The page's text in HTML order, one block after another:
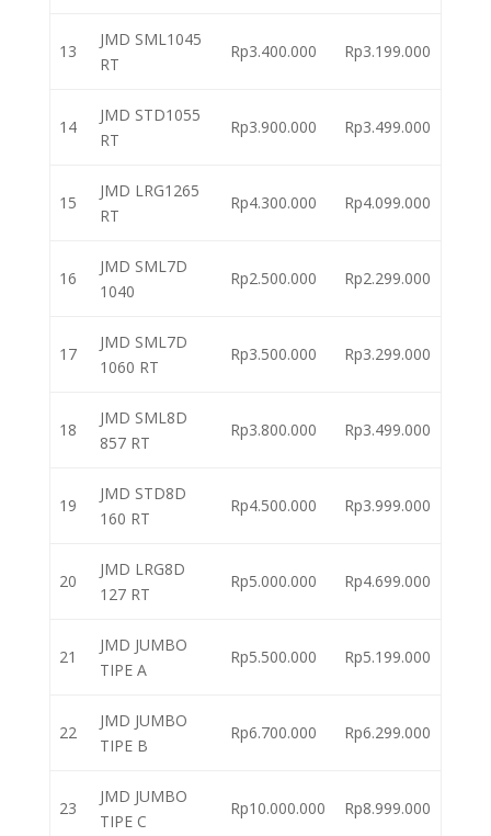
13
JMD SML1045
RT
Rp3.400.000 Rp3.199.000
14
JMD STD1055
RT
Rp3.900.000 Rp3.499.000
15
JMD LRG1265
RT
Rp4.300.000 Rp4.099.000
16
JMD SML7D
1040
Rp2.500.000 Rp2.299.000
17
JMD SML7D
1060 RT
Rp3.500.000 Rp3.299.000
18
JMD SML8D
857 RT
Rp3.800.000 Rp3.499.000
19
JMD STD8D
160 RT
Rp4.500.000 Rp3.999.000
20
JMD LRG8D
127 RT
Rp5.000.000 Rp4.699.000
21
JMD JUMBO
TIPE A
Rp5.500.000 Rp5.199.000
22
JMD JUMBO
TIPE B
Rp6.700.000 Rp6.299.000
23
JMD JUMBO
TIPE C
Rp10.000.000 Rp8.999.000